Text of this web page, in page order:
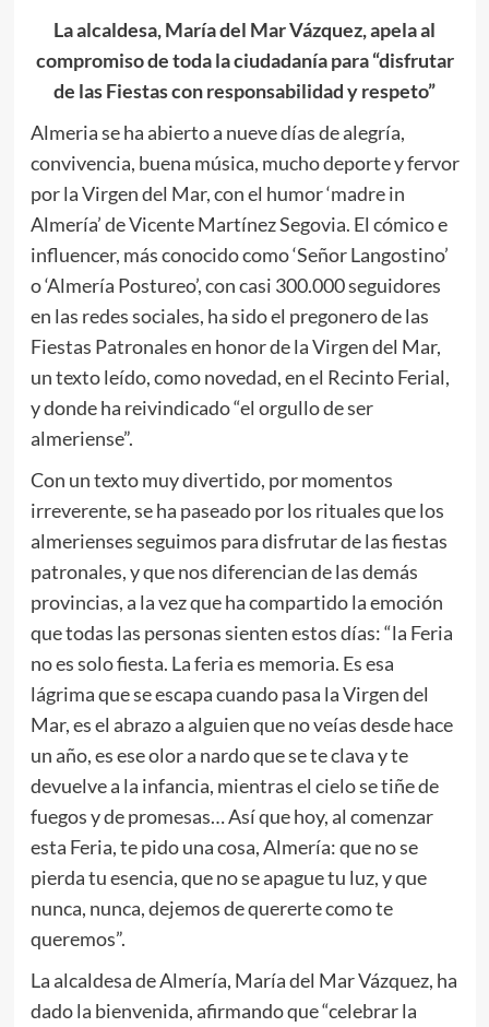
La alcaldesa, María del Mar Vázquez, apela al
compromiso de toda la ciudadanía para “disfrutar
de las Fiestas con responsabilidad y respeto”
Almeria se ha abierto a nueve días de alegría,
convivencia, buena música, mucho deporte y fervor
por la Virgen del Mar, con el humor ‘madre in
Almería’ de Vicente Martínez Segovia. El cómico e
influencer, más conocido como ‘Señor Langostino’
o ‘Almería Postureo’, con casi 300.000 seguidores
en las redes sociales, ha sido el pregonero de las
Fiestas Patronales en honor de la Virgen del Mar,
un texto leído, como novedad, en el Recinto Ferial,
y donde ha reivindicado “el orgullo de ser
almeriense”.
Con un texto muy divertido, por momentos
irreverente, se ha paseado por los rituales que los
almerienses seguimos para disfrutar de las fiestas
patronales, y que nos diferencian de las demás
provincias, a la vez que ha compartido la emoción
que todas las personas sienten estos días: “la Feria
no es solo fiesta. La feria es memoria. Es esa
lágrima que se escapa cuando pasa la Virgen del
Mar, es el abrazo a alguien que no veías desde hace
un año, es ese olor a nardo que se te clava y te
devuelve a la infancia, mientras el cielo se tiñe de
fuegos y de promesas… Así que hoy, al comenzar
esta Feria, te pido una cosa, Almería: que no se
pierda tu esencia, que no se apague tu luz, y que
nunca, nunca, dejemos de quererte como te
queremos”.
La alcaldesa de Almería, María del Mar Vázquez, ha
dado la bienvenida, afirmando que “celebrar la